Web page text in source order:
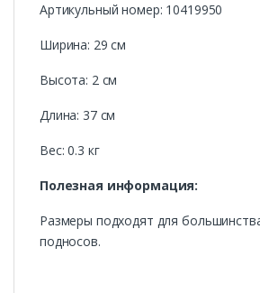
Артикульный номер: 10419950
Ширина: 29 см
Высота: 2 см
Длина: 37 см
Вес: 0.3 кг
Полезная информация:
Размеры подходят для
подносов.